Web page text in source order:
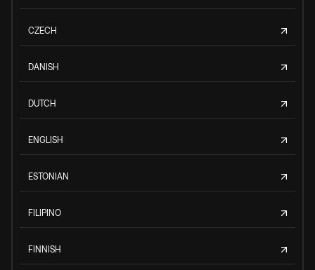
CZECH
DANISH
DUTCH
ENGLISH
ESTONIAN
FILIPINO
FINNISH